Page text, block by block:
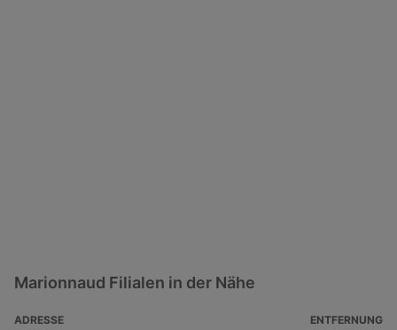
Marionnaud Filialen in der Nähe
ADRESSE ENTFERNUNG